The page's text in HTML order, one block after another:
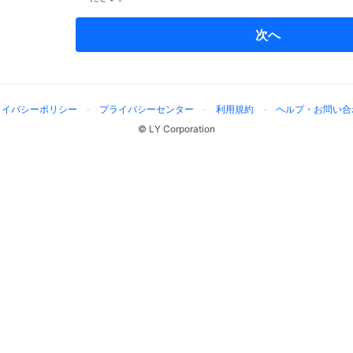
次へ
バシーポリシー プライバシーセンター 利用規約
ヘルプ・お問い
© LY Corporation